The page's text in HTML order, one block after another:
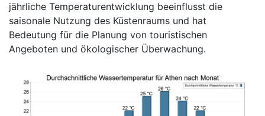
jährliche Temperaturentwicklung beeinflusst die
saisonale Nutzung des Küstenraums und hat
Bedeutung für die Planung von touristischen
Angeboten und ökologischer Überwachung.